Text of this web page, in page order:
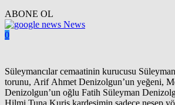
ABONE OL
News
0
Süleymancılar cemaatinin kurucusu
torunu, Arif Ahmet Denizolgun’un yeğeni,
Denizolgun’un oğlu Fatih Süleyman
Hilmi Tuna Kuriş kardeşimin sadece nesep